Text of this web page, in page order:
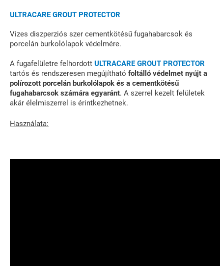
ULTRACARE GROUT PROTECTOR
Vizes diszperziós szer cementkötésű fugahabarcsok és
porcelán burkolólapok védelmére.
A fugafelületre felhordott ULTRACARE GROUT PROTECTOR
tartós és rendszeresen megújítható foltálló védelmet nyújt a
polírozott porcelán burkolólapok és a cementkötésű
fugahabarcsok számára egyaránt. A szerrel kezelt felületek
akár élelmiszerrel is érintkezhetnek.
Használata: